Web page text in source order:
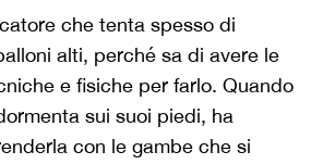
che tenta spesso di
alti, perché sa di avere le
e fisiche per farlo. Quando
sui suoi piedi, ha
con le gambe che si